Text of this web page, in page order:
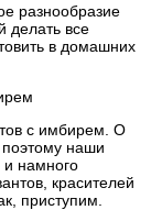
разнообразие
делать все
в домашних
с имбирем. О
наши
и намного
красителей
приступим.